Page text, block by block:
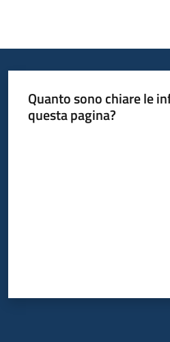
Quanto sono chiare le
questa pagina?